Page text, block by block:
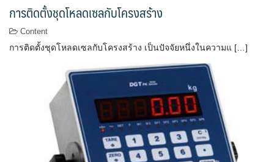
การติดตั้งชุดโหลดเซลกับโครงสร้าง
Content
การติดตั้งชุดโหลดเซลกับโครงสร้าง เป็นปัจจัยหนึ่งในความแ […]